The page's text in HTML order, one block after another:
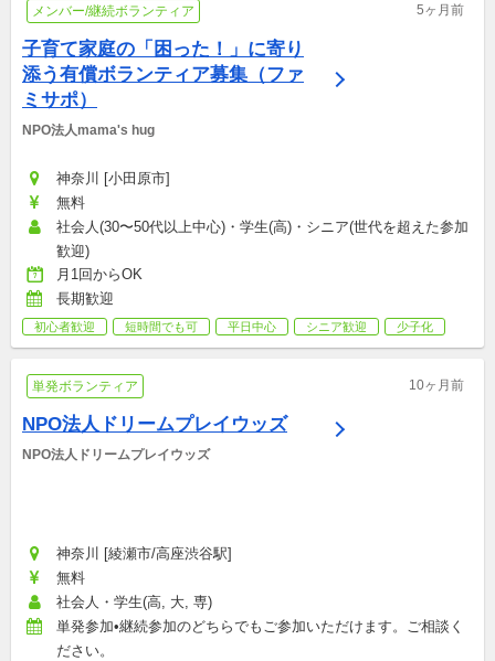
メンバー/継続ボランティア 5ヶ月前
子育て家庭の「困った！」に寄り
添う有償ボランティア募集（ファ
ミサポ）
NPO法人mama's hug
神奈川 [小田原市]
無料
社会人(30〜50代以上中心)・学生(高)・シニア(世代を超えた参加
歓迎)
月1回からOK
長期歓迎
初心者歓迎 短時間でも可 平日中心 シニア歓迎 少子化
単発ボランティア 10ヶ月前
NPO法人ドリームプレイウッズ
NPO法人ドリームプレイウッズ
神奈川 [綾瀬市/高座渋谷駅]
無料
社会人・学生(高, 大, 専)
単発参加•継続参加のどちらでもご参加いただけます。ご相談く
ださい。